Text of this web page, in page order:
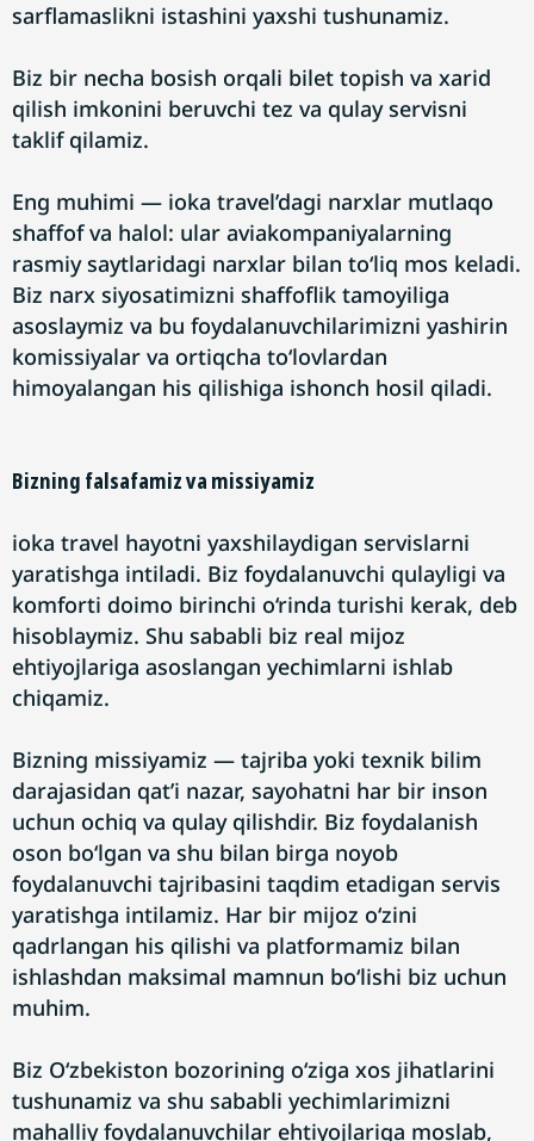
sarflamaslikni istashini yaxshi tushunamiz.
Biz bir necha bosish orqali bilet topish va xarid
qilish imkonini beruvchi tez va qulay servisni
taklif qilamiz.
Eng muhimi — ioka travel’dagi narxlar mutlaqo
shaffof va halol: ular aviakompaniyalarning
rasmiy saytlaridagi narxlar bilan to‘liq mos keladi.
Biz narx siyosatimizni shaffoflik tamoyiliga
asoslaymiz va bu foydalanuvchilarimizni yashirin
komissiyalar va ortiqcha to‘lovlardan
himoyalangan his qilishiga ishonch hosil qiladi.
Bizning falsafamiz va missiyamiz
ioka travel hayotni yaxshilaydigan servislarni
yaratishga intiladi. Biz foydalanuvchi qulayligi va
komforti doimo birinchi o‘rinda turishi kerak, deb
hisoblaymiz. Shu sababli biz real mijoz
ehtiyojlariga asoslangan yechimlarni ishlab
chiqamiz.
Bizning missiyamiz — tajriba yoki texnik bilim
darajasidan qat’i nazar, sayohatni har bir inson
uchun ochiq va qulay qilishdir. Biz foydalanish
oson bo‘lgan va shu bilan birga noyob
foydalanuvchi tajribasini taqdim etadigan servis
yaratishga intilamiz. Har bir mijoz o‘zini
qadrlangan his qilishi va platformamiz bilan
ishlashdan maksimal mamnun bo‘lishi biz uchun
muhim.
Biz O‘zbekiston bozorining o‘ziga xos jihatlarini
tushunamiz va shu sababli yechimlarimizni
mahalliy foydalanuvchilar ehtiyojlariga moslab,